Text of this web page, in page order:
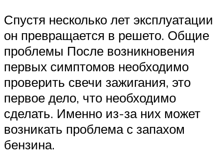
Спустя несколько лет эксплуатации
он превращается в решето. Общие
проблемы После возникновения
первых симптомов необходимо
проверить свечи зажигания, это
первое дело, что необходимо
сделать. Именно из-за них может
возникать проблема с запахом
бензина.